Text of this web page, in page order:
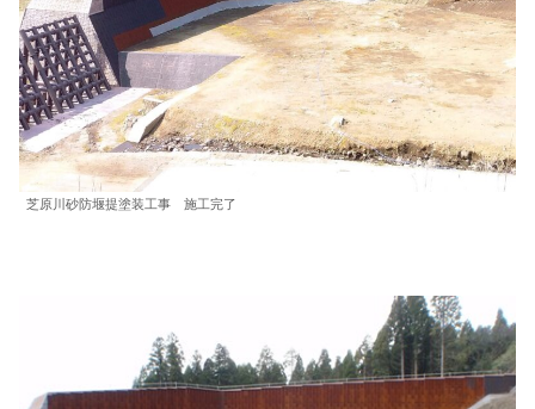
芝原川砂防堰提塗装工事 施工完了